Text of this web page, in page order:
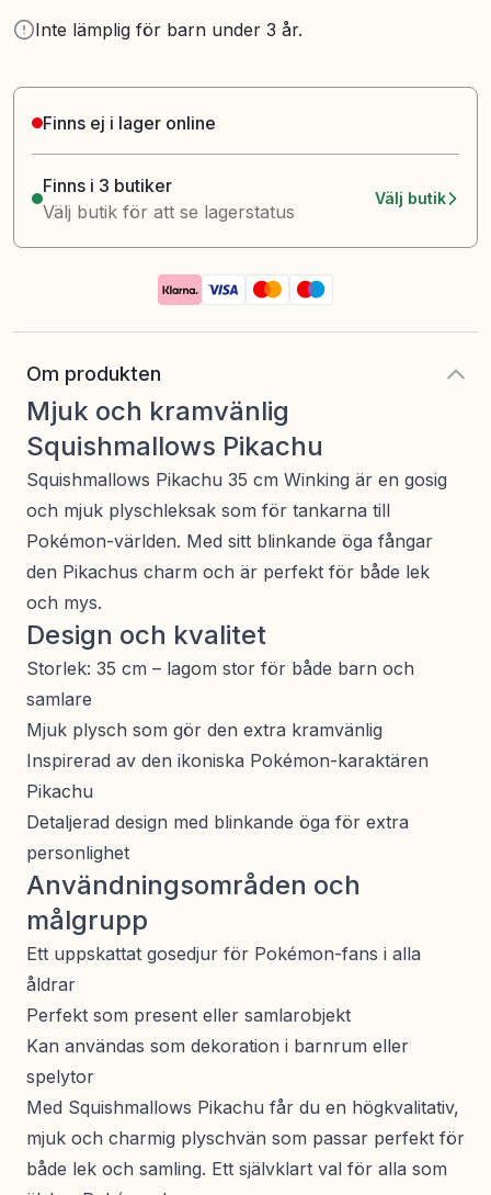
Inte lämplig för barn under 3 år.
Finns ej i lager online
Finns i 3 butiker
Välj butik för att se lagerstatus
Välj butik
Om produkten
Mjuk och kramvänlig
Squishmallows Pikachu
Squishmallows Pikachu 35 cm Winking är en gosig
och mjuk plyschleksak som för tankarna till
Pokémon-världen. Med sitt blinkande öga fångar
den Pikachus charm och är perfekt för både lek
och mys.
Design och kvalitet
Storlek: 35 cm – lagom stor för både barn och
samlare
Mjuk plysch som gör den extra kramvänlig
Inspirerad av den ikoniska Pokémon-karaktären
Pikachu
Detaljerad design med blinkande öga för extra
personlighet
Användningsområden och
målgrupp
Ett uppskattat gosedjur för Pokémon-fans i alla
åldrar
Perfekt som present eller samlarobjekt
Kan användas som dekoration i barnrum eller
spelytor
Med Squishmallows Pikachu får du en högkvalitativ,
mjuk och charmig plyschvän som passar perfekt för
både lek och samling. Ett självklart val för alla som